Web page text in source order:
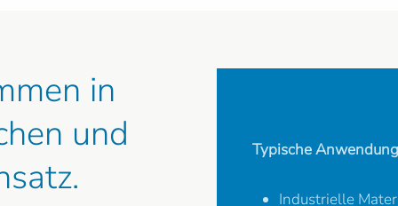
in
und
Typische
Industrielle